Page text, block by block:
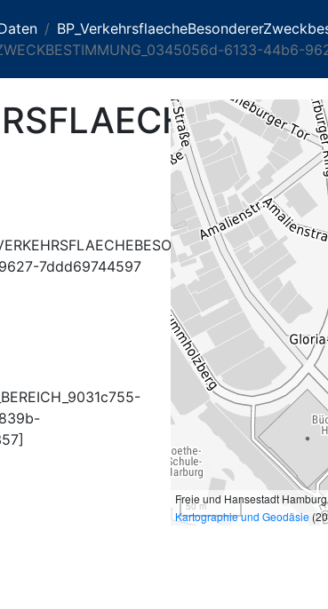
6133-44b6-
7ddd69744597
50 m
Freie und Hansestadt
Kartographie und Geodäsie